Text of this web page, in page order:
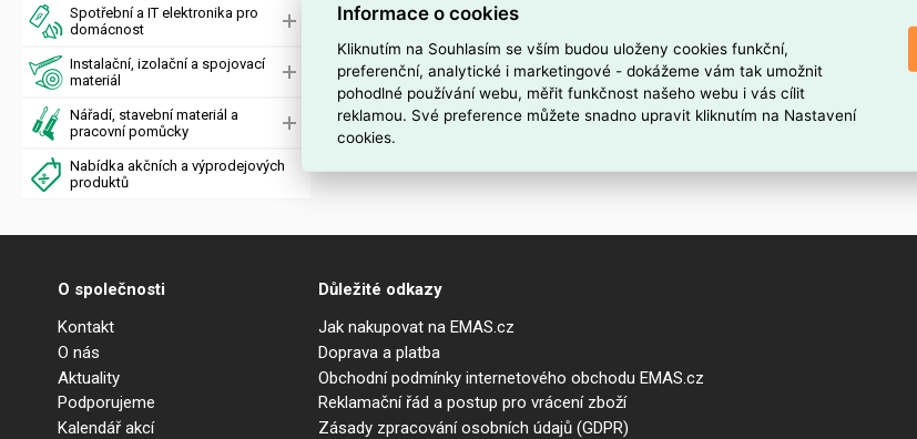
Spotřební a IT elektronika pro
domácnost
Instalační, izolační a spojovací
materiál
Nářadí, stavební materiál a
pracovní pomůcky
Nabídka akčních a výprodejových
produktů
O společnosti
Kontakt
O nás
Aktuality
Podporujeme
Kalendář akcí
Důležité odkazy
Jak nakupovat na EMAS.cz
Doprava a platba
Obchodní podmínky internetového obchodu EMAS.cz
Reklamační řád a postup pro vrácení zboží
Zásady zpracování osobních údajů (GDPR)
Informace o cookies
Kliknutím na Souhlasím se vším budou uloženy cookies funkční,
preferenční, analytické i marketingové - dokážeme vám tak umožnit
pohodlné používání webu, měřit funkčnost našeho webu i vás cílit
reklamou. Své preference můžete snadno upravit kliknutím na Nastavení
cookies.